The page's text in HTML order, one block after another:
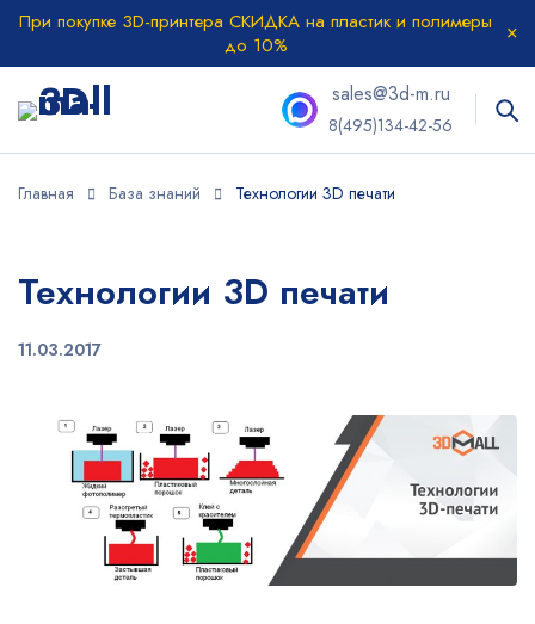
При покупке 3D-принтера СКИДКА на пластик и полимеры
до 10%
sales@3d-m.ru
8(495)134-42-56
Главная База знаний Технологии 3D печати
Технологии 3D печати
11.03.2017